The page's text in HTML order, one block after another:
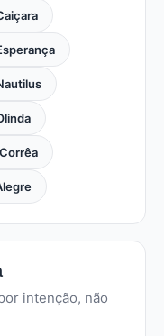
intenção, não